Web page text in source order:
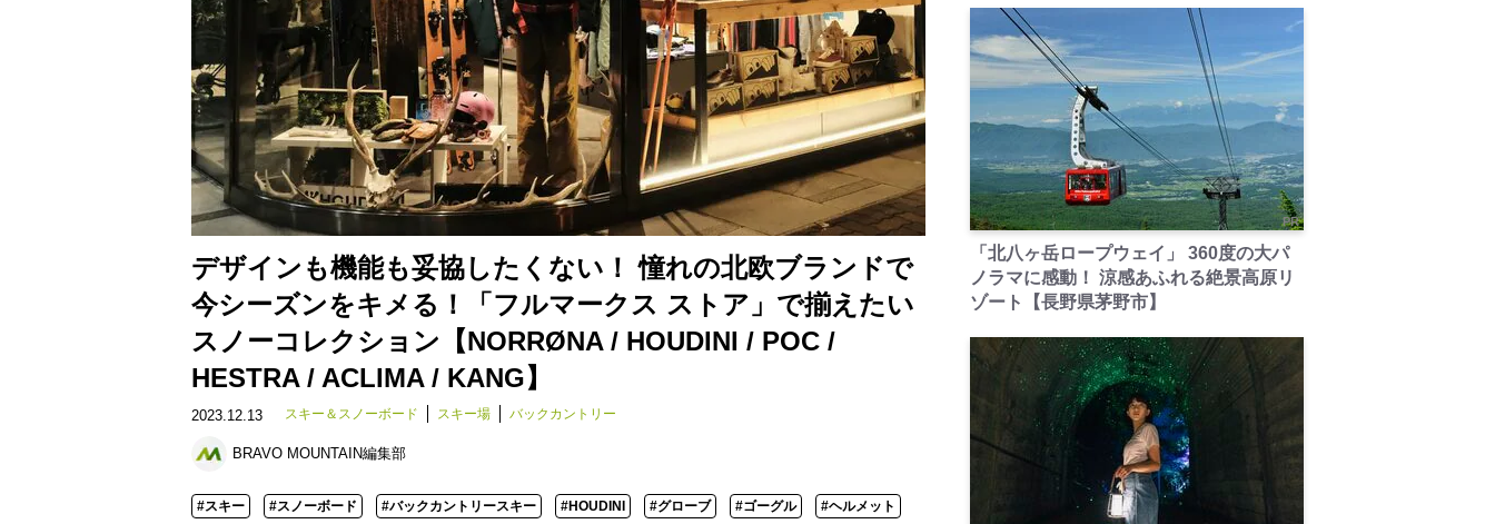
デザインも機能も妥協したくない！ 憧れの北欧ブランドで
今シーズンをキメる！「フルマークス ストア」で揃えたい
スノーコレクション【NORRØNA / HOUDINI / POC /
HESTRA / ACLIMA / KANG】
2023.12.13 スキー＆スノーボード スキー場 バックカントリー
BRAVO MOUNTAIN編集部
#スキー #スノーボード #バックカントリースキー #HOUDINI #グローブ #ゴーグル #ヘルメット
PR
「北八ヶ岳ロープウェイ」 360度の大パ
ノラマに感動！ 涼感あふれる絶景高原リ
ゾート【長野県茅野市】